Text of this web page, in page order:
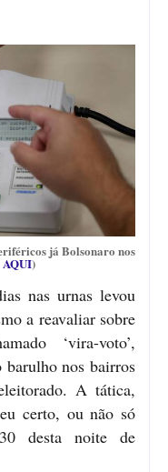
já Bolsonaro nos
)
nas urnas levou
a reavaliar sobre
‘vira-voto’,
barulho nos bairros
A tática,
certo, ou não só
desta noite de